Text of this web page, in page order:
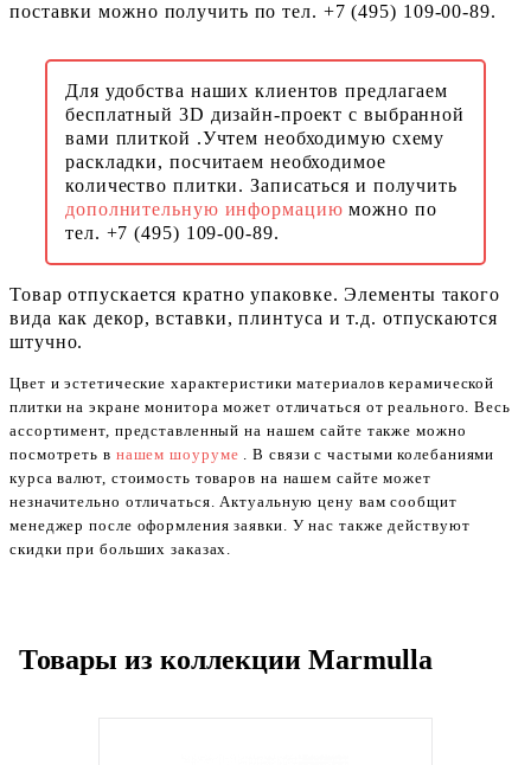
поставки можно получить по тел. +7 (495) 109-00-89.
Для удобства наших клиентов предлагаем
бесплатный 3D дизайн-проект с выбранной
вами плиткой .Учтем необходимую схему
раскладки, посчитаем необходимое
количество плитки. Записаться и получить
дополнительную информациюможно по
тел. +7 (495) 109-00-89.
Товар отпускается кратно упаковке. Элементы такого
вида как декор, вставки, плинтуса и т.д. отпускаются
штучно.
Цвет и эстетические характеристики материалов керамической
плитки на экране монитора может отличаться от реального. Весь
ассортимент, представленный на нашем сайте также можно
посмотреть в нашем шоуруме . В связи с частыми колебаниями
курса валют, стоимость товаров на нашем сайте может
незначительно отличаться. Актуальную цену вам сообщит
менеджер после оформления заявки. У нас также действуют
скидки при больших заказах.
Товары из коллекции Marmulla